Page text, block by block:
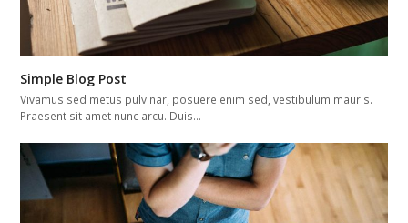
Simple Blog Post
Vivamus sed metus pulvinar, posuere enim sed, vestibulum mauris.
Praesent sit amet nunc arcu. Duis…